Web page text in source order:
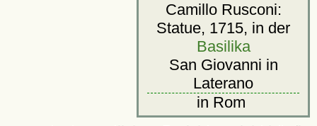
Camillo Rusconi:
Statue, 1715, in der
Basilika
San Giovanni in
Laterano
in Rom